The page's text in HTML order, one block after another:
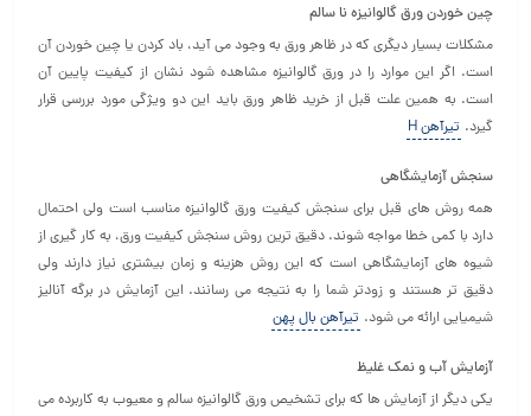
چین خوردن ورق گالوانیزه نا سالم
مشکلات بسیار دیگری که در ظاهر ورق به وجود می آید، باد کردن یا چین خوردن آن
است. اگر این موارد را در ورق گالوانیزه مشاهده شود نشان از کیفیت پایین آن
است. به همین علت قبل از خرید ظاهر ورق باید این دو ویژگی مورد بررسی قرار
گیرد. تیرآهن H
سنجش آزمایشگاهی
همه روش های قبل برای سنجش کیفیت ورق گالوانیزه مناسب است ولی احتمال
دارد با کمی خطا مواجه شوند. دقیق ترین روش سنجش کیفیت ورق، به کار گیری از
شیوه های آزمایشگاهی است که این روش هزینه و زمان بیشتری نیاز دارند ولی
دقیق تر هستند و زودتر شما را به نتیجه می رسانند. این آزمایش در برگه آنالیز
شیمیایی ارائه می شود. تیرآهن بال پهن
آزمایش آب و نمک غلیظ
یکی دیگر از آزمایش ها که برای تشخیص ورق گالوانیزه سالم و معیوب به کاربرده می